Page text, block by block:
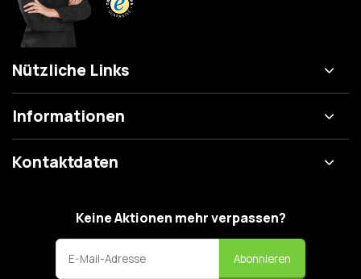
Nützliche Links
Informationen
Kontaktdaten
Keine Aktionen mehr verpassen?
Abonnieren